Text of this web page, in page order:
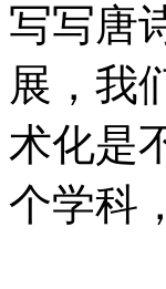
写写唐
展，我
术化是
个学科